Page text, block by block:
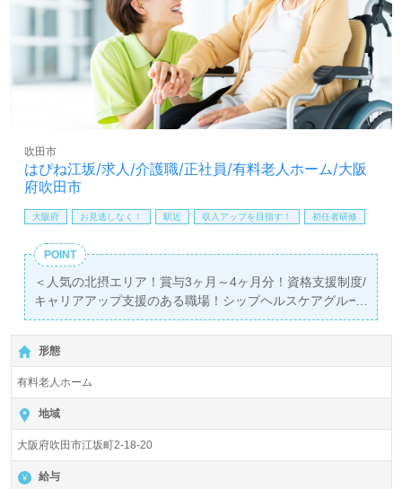
す事業所様です。一緒に働く仲間に『ありがとう！』の気
持ち伝える『サンクスカード』のあるカルチャーもおすす
めポイント！『ご利用者様のお役に立ちたい、おもてなし
の心で寄り添いたい』『働きがいを感じながら仕事をした
い、モチベーション高く働きたい』『転職で施設形態や環
境を変えて働きたい』等の方も大歓迎です！募集詳細等、
担当コンサルタントよりご案内します。お問い合わせも遠
全国の求人ご紹介！医療/福祉業界の正社員/パート求人探
方も遠慮なく＊
相談可能です。転職相談、求人紹介、年収交渉など完全無
料サービスをご利用いただけます。＜非公開求人も取扱い
あり！＞"転職支援"のプロと一緒に転職活動！お問い合わ
せお待ちしております。
はぴね江坂/求人/介護職/正社員/有料老人ホーム/大阪
府吹田市
吹田市
大阪府 お見逃しなく！ 駅近 収入アップを目指す！ 初任者研修
POINT
＜人気の北摂エリア！賞与3ヶ月～4ヶ月分！資格支援制度/
キャリアアップ支援のある職場！シップヘルスケアグルー
プ！＞
◎介護職/正社員募集◎【月給193,100円～207,100円】＊
初任者研修以上有資格者向け求人＊『江坂駅』徒歩10分。
入居定員46名（46室/全室個室）『はぴね江坂』シップヘ
ルスケアグループ/グリーンライフ株式会社（本部：大阪府
吹田市）様の運営です。北海道から九州エリアを中心に介
護付き/住宅型有料老人ホーム、リハビリデイサービス、訪
問介護ステーション事業を展開されています。
形態
有料老人ホーム
地域
大阪府吹田市江坂町2-18-20
給与